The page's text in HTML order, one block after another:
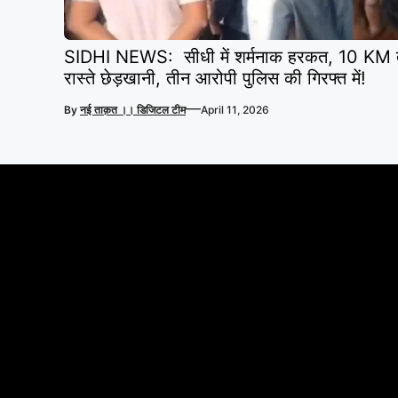
SIDHI NEWS: सीधी में शर्मनाक हरकत, 10 KM
रास्ते छेड़खानी, तीन आरोपी पुलिस की गिरफ्त में!
Byनई ताक़त ।। डिजिटल टीम—April 11, 2026